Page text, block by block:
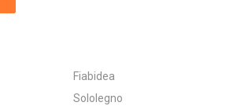
Fiabidea
Sololegno